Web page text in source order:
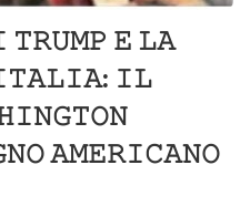
𝚃𝚁𝚄𝙼𝙿 𝙴 𝙻𝙰
𝙸𝙻
𝙰𝙼𝙴𝚁𝙸𝙲𝙰𝙽𝙾